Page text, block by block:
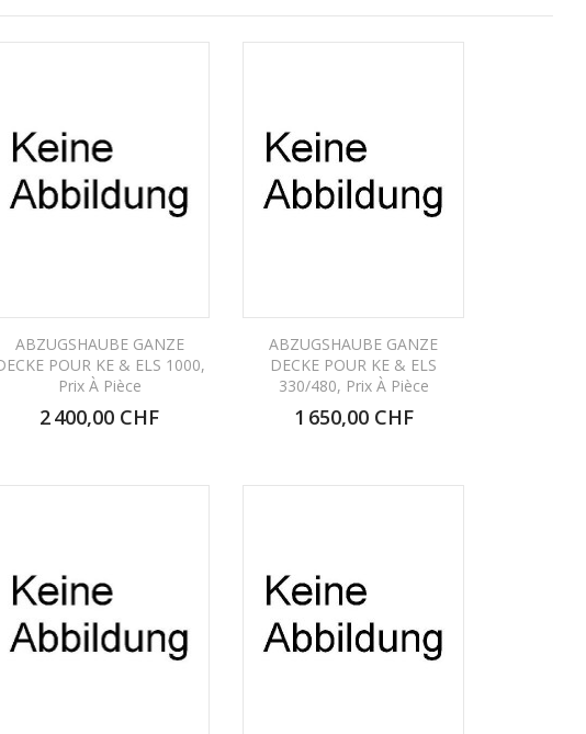
ABZUGSHAUBE GANZE
POUR KE & ELS 1000,
Prix À Pièce
2 400,00 CHF
ABZUGSHAUBE GANZE
DECKE POUR KE & ELS
330/480, Prix À Pièce
1 650,00 CHF